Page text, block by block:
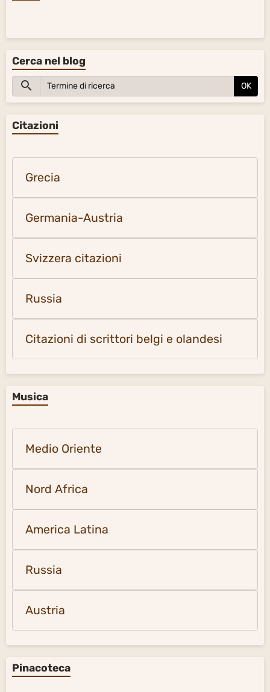
Cerca nel blog
OK
Citazioni
Grecia
Germania-Austria
Svizzera citazioni
Russia
Citazioni di scrittori belgi e olandesi
Musica
Medio Oriente
Nord Africa
America Latina
Russia
Austria
Pinacoteca